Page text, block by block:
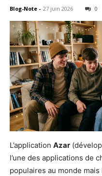
Blog-Note - 27 juin 2026 0
L’application Azar
l’une des applications de
populaires au monde